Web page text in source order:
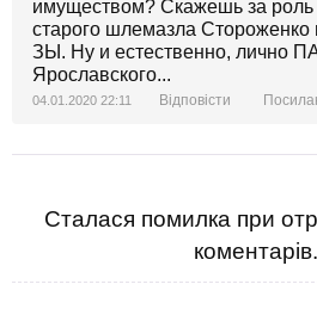
имуществом? Скажешь за
старого шлемазла Стороженко
ЗЫ. Ну и естественно, лично
Ярославского...
04.01.2020 22:11 Відповісти
Сталася помилка при
коментарів.